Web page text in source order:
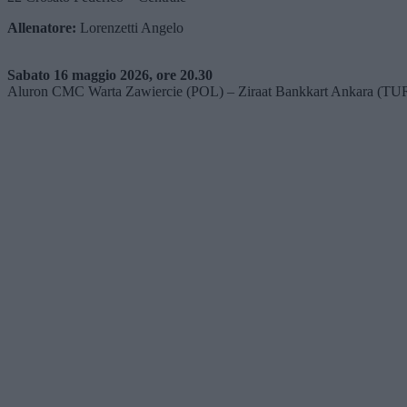
Allenatore: Lorenzetti Angelo
Sabato 16 maggio 2026, ore 20.30
Aluron CMC Warta Zawiercie (POL) – Ziraat Bankkart Ankara